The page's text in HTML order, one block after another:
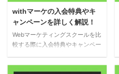
した！ この記事を読んで、ご自
身が受講する際の参考にしてくだ
さい！ withマーケの他の記事は
こちら！ withマーケの利用は将
来的に元は取れるの？ Withマー
ールよりは安いとはいうものの、
withマーケの入会特典やキ
ャンペーンを詳しく解説！
Webマーケティングスクールを比
較する際に入会特典やキャンペー
う。 無料でもらえるプレゼント